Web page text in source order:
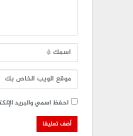
احفظ اسمي والبريد